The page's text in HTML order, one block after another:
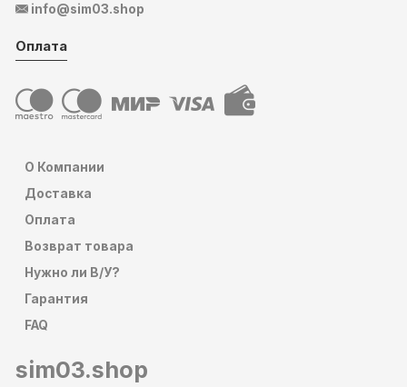
info@sim03.shop
Оплата
О Компании
Доставка
Оплата
Возврат товара
Нужно ли В/У?
Гарантия
FAQ
sim03.shop